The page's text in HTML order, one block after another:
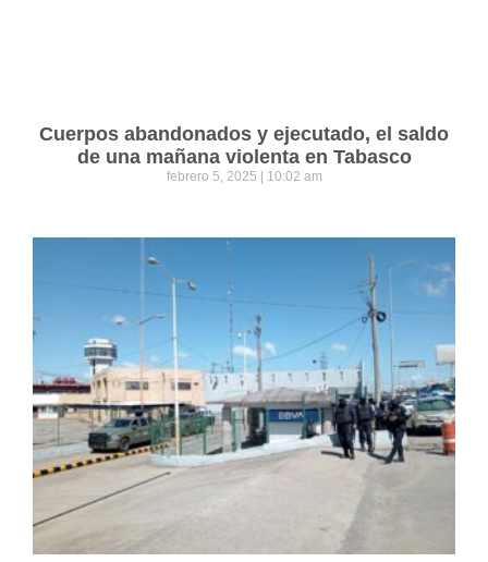
Cuerpos abandonados y ejecutado, el saldo
de una mañana violenta en Tabasco
febrero 5, 2025 10:02 am